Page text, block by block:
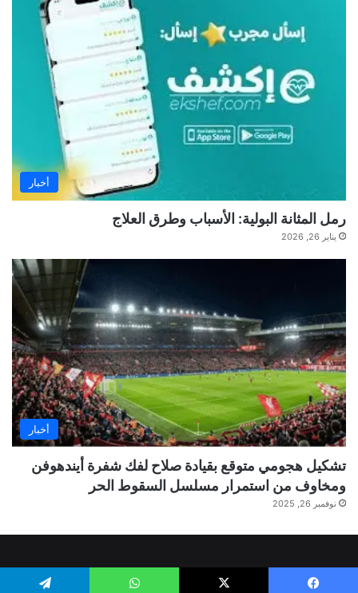
أخبار
رمل المثانة البولية: الأسباب وطرق العلاج
يناير 26, 2026
أخبار
تشكيل هجومي متوقع بقيادة صلاح لفك شفرة أيندهوفن
ومخاوف من استمرار مسلسل السقوط الحر
نوفمبر 26, 2025